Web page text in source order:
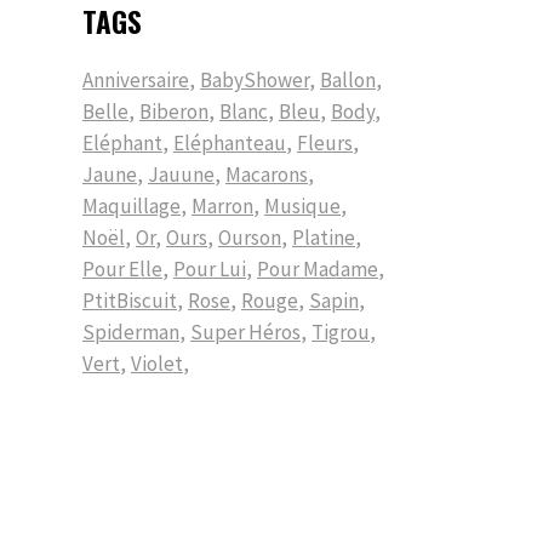
TAGS
Anniversaire BabyShower Ballon
Belle Biberon Blanc Bleu Body
Eléphant Eléphanteau Fleurs
Jaune Jauune Macarons
Maquillage Marron Musique
Noël Or Ours Ourson Platine
Pour Elle Pour Lui Pour Madame
PtitBiscuit Rose Rouge Sapin
Spiderman Super Héros Tigrou
Vert Violet